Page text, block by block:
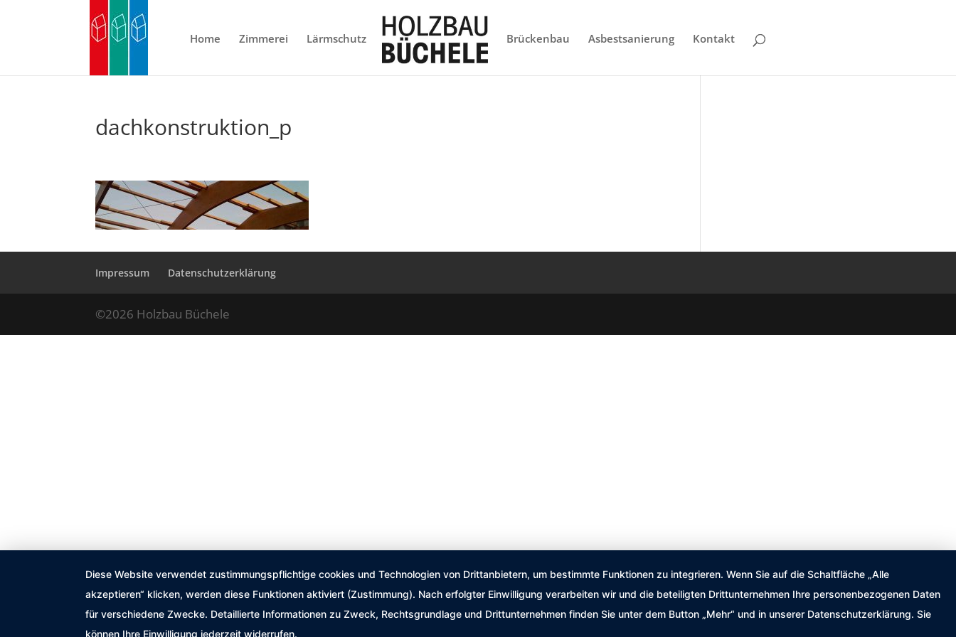
Home Zimmerei Lärmschutz Brückenbau Asbestsanierung Kontakt
dachkonstruktion_p
Impressum Datenschutzerklärung
©2026 Holzbau Büchele
Diese Website verwendet zustimmungspflichtige cookies und Technologien von Drittanbietern, um bestimmte Funktionen zu integrieren. Wenn Sie auf die Schaltfläche „Alle
akzeptieren“ klicken, werden diese Funktionen aktiviert (Zustimmung). Nach erfolgter Einwilligung verarbeiten wir und die beteiligten Drittunternehmen Ihre personenbezogenen Daten
für verschiedene Zwecke. Detaillierte Informationen zu Zweck, Rechtsgrundlage und Drittunternehmen finden Sie unter dem Button „Mehr“ und in unserer Datenschutzerklärung. Sie
können Ihre Einwilligung jederzeit widerrufen.